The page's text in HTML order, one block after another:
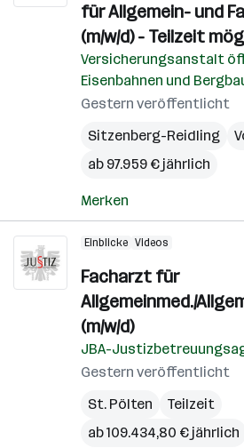
für Allgemein- und
(m/w/d) - Teilzeit
Versicherungsanstalt
Eisenbahnen und
Gestern veröffentlicht
Sitzenberg-Reidling
ab 97.959 € jährlich
Merken
Einblicke Videos
Facharzt für
Allgemeinmed./
(m/w/d)
JBA-
Gestern veröffentlicht
St. Pölten
Teilzeit
ab 109.434,80 € jährlich